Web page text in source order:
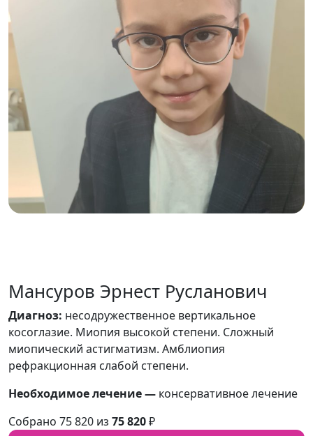
Мансуров Эрнест Русланович
Диагноз: несодружественное вертикальное
косоглазие. Миопия высокой степени. Сложный
миопический астигматизм. Амблиопия
рефракционная слабой степени.
Необходимое лечение — консервативное лечение
Собрано 75 820 из 75 820₽